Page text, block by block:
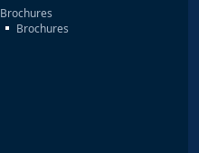
Brochures
Brochures